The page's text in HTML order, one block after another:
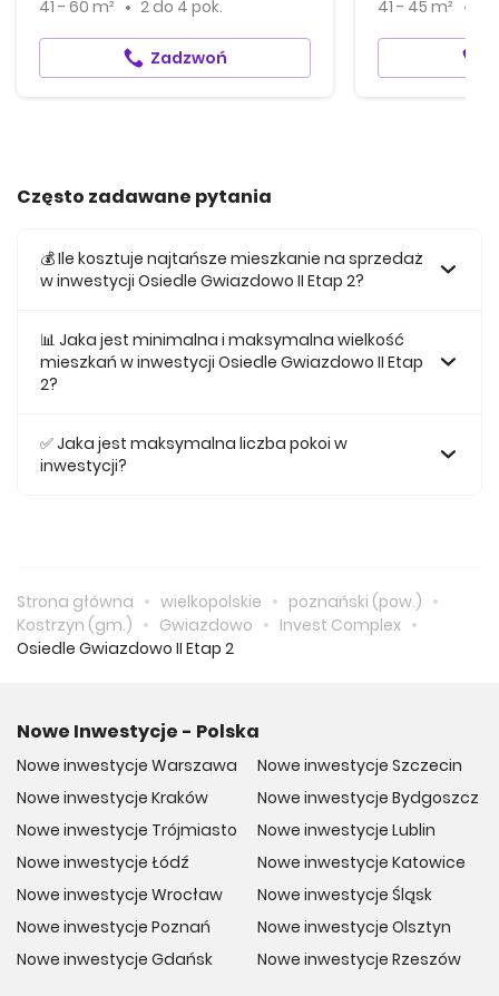
41 - 60 m² 2 do 4 pok.
Zadzwoń
41 - 45 m²
Często zadawane pytania
💰 Ile kosztuje najtańsze mieszkanie na sprzedaż
w inwestycji Osiedle Gwiazdowo II Etap 2?
379 000 zł.
📊 Jaka jest minimalna i maksymalna wielkość
mieszkań w inwestycji Osiedle Gwiazdowo II Etap
2?
Gwiazdowo II Etap 2 posiada 49,66, natomiast najmniejsze
mieszkanie ma metraż 49,66.
✅ Jaka jest maksymalna liczba pokoi w
inwestycji?
Strona główna wielkopolskie
poznański (pow.)
Kostrzyn (gm.)
Gwiazdowo
Invest Complex
Osiedle Gwiazdowo II Etap 2
Nowe Inwestycje - Polska
Nowe inwestycje Warszawa
Nowe inwestycje Kraków
Nowe inwestycje Trójmiasto
Nowe inwestycje Łódź
Nowe inwestycje Wrocław
Nowe inwestycje Poznań
Nowe inwestycje Gdańsk
Nowe inwestycje Szczecin
Nowe inwestycje Bydgoszcz
Nowe inwestycje Lublin
Nowe inwestycje Katowice
Nowe inwestycje Śląsk
Nowe inwestycje Olsztyn
Nowe inwestycje Rzeszów